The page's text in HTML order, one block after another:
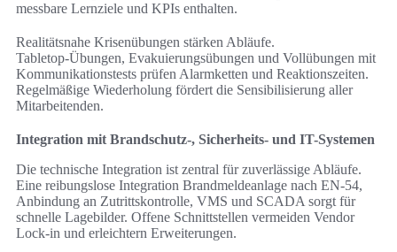
messbare Lernziele und KPIs enthalten.
Realitätsnahe Krisenübungen stärken Abläufe.
Tabletop‑Übungen, Evakuierungsübungen und Vollübungen mit
Kommunikationstests prüfen Alarmketten und Reaktionszeiten.
Regelmäßige Wiederholung fördert die Sensibilisierung aller
Mitarbeitenden.
Integration mit Brandschutz-, Sicherheits- und IT-Systemen
Die technische Integration ist zentral für zuverlässige Abläufe.
Eine reibungslose Integration Brandmeldeanlage nach EN‑54,
Anbindung an Zutrittskontrolle, VMS und SCADA sorgt für
schnelle Lagebilder. Offene Schnittstellen vermeiden Vendor
Lock‑in und erleichtern Erweiterungen.